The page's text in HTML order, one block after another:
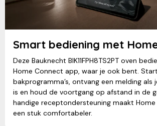
Smart bediening met
Deze Bauknecht BIK11FPH8TS2PT oven
Home Connect app, waar je ook bent.
bakprogramma’s, ontvang een melding als
is en houd de voortgang op afstand in de
handige receptondersteuning maakt Home
een stuk comfortabeler.